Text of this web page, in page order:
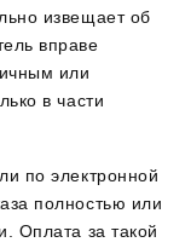
извещает об
вправе
или
в части
по электронной
полностью или
Оплата за такой